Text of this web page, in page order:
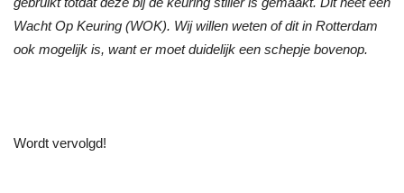
Wacht Op Keuring (WOK). Wij willen weten of dit in Rotterdam
ook mogelijk is, want er moet duidelijk een schepje bovenop.
Wordt vervolgd!